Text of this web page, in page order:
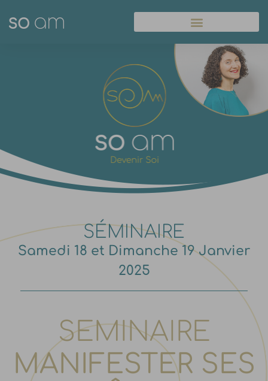
SÉMINAIRE
Samedi 18 et Dimanche 19 Janvier
2025
SEMINAIRE
MANIFESTER SES